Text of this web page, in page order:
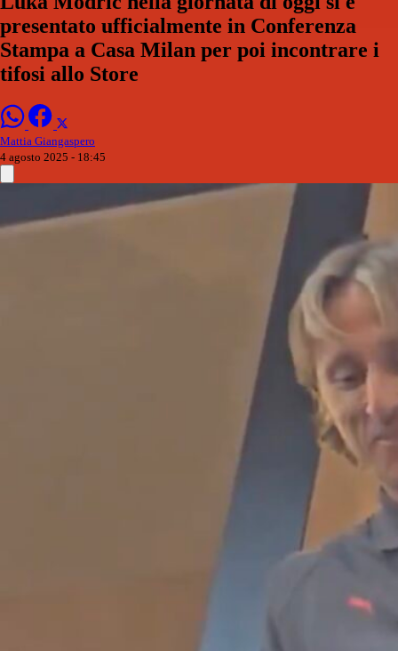
presentato ufficialmente in Conferenza
Stampa a Casa Milan per poi incontrare i
tifosi allo Store
Mattia Giangaspero
4 agosto 2025 - 18:45